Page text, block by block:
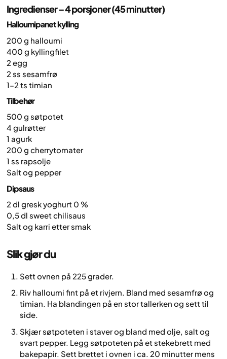
Ingredienser – 4 porsjoner (45 minutter)
Halloumipanet kylling
200 g halloumi
400 g kyllingfilet
2 egg
2 ss sesamfrø
1–2 ts timian
Tilbehør
500 g søtpotet
4 gulrøtter
1 agurk
200 g cherrytomater
1 ss rapsolje
Salt og pepper
Dipsaus
2 dl gresk yoghurt 0 %
0,5 dl sweet chilisaus
Salt og karri etter smak
Slik gjør du
Sett ovnen på 225 grader.
Riv halloumi fint på et rivjern. Bland med sesamfrø og
timian. Ha blandingen på en stor tallerken og sett til
side.
Skjær søtpoteten i staver og bland med olje, salt og
svart pepper. Legg søtpoteten på et stekebrett med
bakepapir. Sett brettet i ovnen i ca. 20 minutter mens